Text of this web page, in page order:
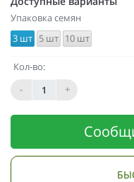
Упаковка семян
3 шт 5 шт 10 шт
Кол-во:
-
+